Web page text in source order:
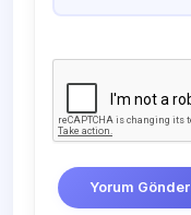
Yorum Gönder